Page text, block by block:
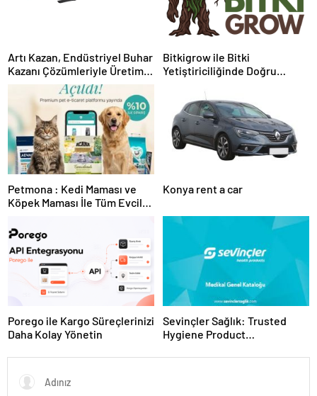
Artı Kazan, Endüstriyel Buhar
Kazanı Çözümleriyle Üretim
Tesislerine Verimli Sistemler
Sunuyor
Bitkigrow ile Bitki
Yetiştiriciliğinde Doğru
Petmona : Kedi Maması ve
Köpek Maması İle Tüm Evcil
Konya rent a car
Porego ile Kargo Süreçlerinizi
Daha Kolay Yönetin
Sevinçler Sağlık: Trusted
Hygiene Product